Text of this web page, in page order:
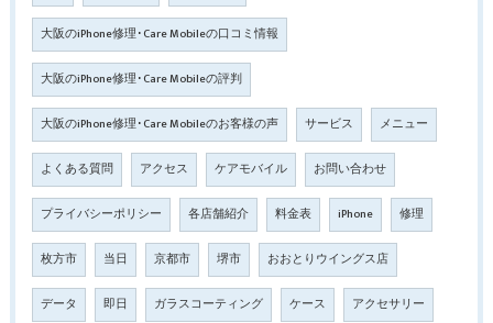
大阪のiPhone修理･Care Mobileの口コミ情報
大阪のiPhone修理･Care Mobileの評判
大阪のiPhone修理･Care Mobileのお客様の声 サービス メニュー
よくある質問 アクセス ケアモバイル お問い合わせ
プライバシーポリシー 各店舗紹介 料金表 iPhone 修理
枚方市 当日 京都市 堺市 おおとりウイングス店
データ 即日 ガラスコーティング ケース アクセサリー